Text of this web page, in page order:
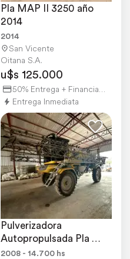
Pla MAP II 3250 año
2014
2014
San Vicente
Oitana S.A.
u$s 125.000
50% Entrega + Financiación
Entrega Inmediata
Pulverizadora
Autopropulsada Pla
MAP II 3250 año 2008.
2008 - 14.700 hs